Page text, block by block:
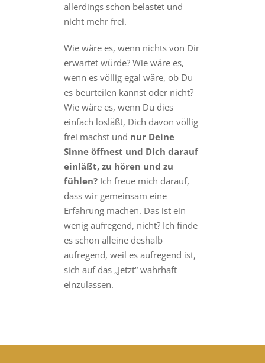
allerdings schon belastet und
nicht mehr frei.
Wie wäre es, wenn nichts von Dir
erwartet würde? Wie wäre es,
wenn es völlig egal wäre, ob Du
es beurteilen kannst oder nicht?
Wie wäre es, wenn Du dies
einfach losläßt, Dich davon völlig
frei machst und nur Deine
Sinne öffnest und Dich darauf
einläßt, zu hören und zu
fühlen?Ich freue mich darauf,
dass wir gemeinsam eine
Erfahrung machen. Das ist ein
wenig aufregend, nicht? Ich finde
es schon alleine deshalb
aufregend, weil es aufregend ist,
sich auf das „Jetzt“ wahrhaft
einzulassen.